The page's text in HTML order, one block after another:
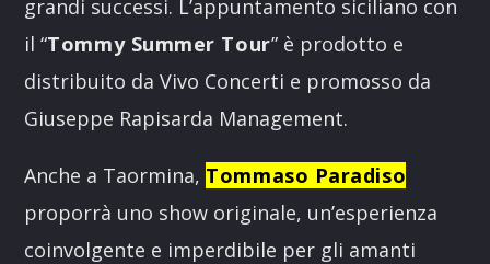
grandi successi. L’appuntamento siciliano con
il “Tommy Summer Tour” è prodotto e
distribuito da Vivo Concerti e promosso da
Giuseppe Rapisarda Management.
Anche a Taormina, Tommaso Paradiso
proporrà uno show originale, un’esperienza
coinvolgente e imperdibile per gli amanti